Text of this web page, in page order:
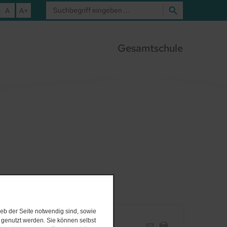
der Seite notwendig sind, sowie
werden. Sie können selbst
A A+
Gesamtschule